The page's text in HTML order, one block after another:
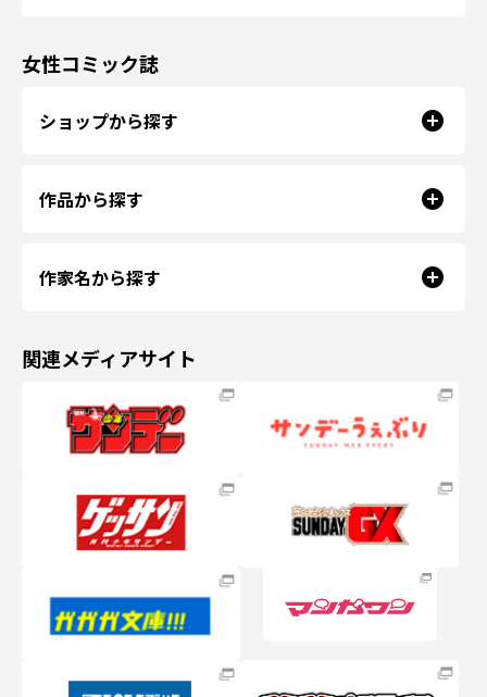
女性コミック誌
ショップから探す
作品から探す
作家名から探す
関連メディアサイト